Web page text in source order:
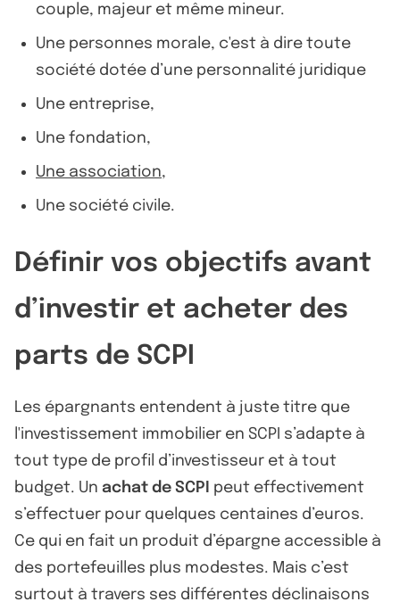
couple, majeur et même mineur.
Une personnes morale, c'est à dire toute
société dotée d’une personnalité juridique
Une entreprise,
Une fondation,
Une association,
Une société civile.
Définir vos objectifs avant
d’investir et acheter des
parts de SCPI
Les épargnants entendent à juste titre que
l'investissement immobilier en SCPI s’adapte à
tout type de profil d’investisseur et à tout
budget. Un achat de SCPI
peut effectivement
s’effectuer pour quelques centaines d’euros.
Ce qui en fait un produit d’épargne accessible à
des portefeuilles plus modestes. Mais c’est
surtout à travers ses différentes déclinaisons